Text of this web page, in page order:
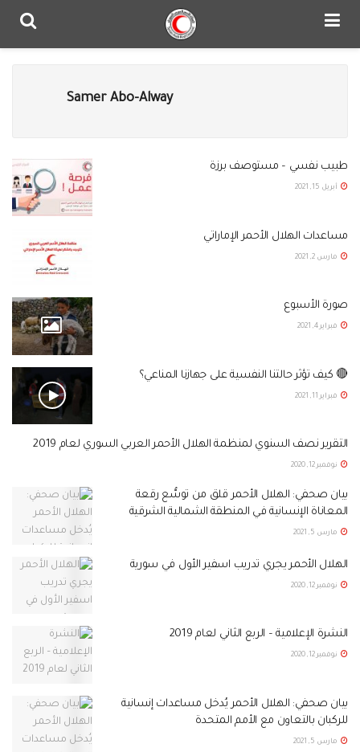
Samer Abo-Alway
طبيب نفسي – مستوصف برزة
أبريل 15, 2021
مساعدات الهلال الأحمر الإماراتي
مارس 2, 2021
صورة الأسبوع
فبراير 4, 2021
🔴 كيف تؤثر حالتنا النفسية على جهازنا المناعي؟
فبراير 11, 2021
التقرير نصف السنوي لمنظمة الهلال الأحمر العربي السوري لعام 2019
نوفمبر 12, 2020
بيان صحفي: الهلال الأحمر قلق من توسُّع رقعة
المعاناة الإنسانية في المنطقة الشمالية الشرقية
مارس 5, 2021
الهلال الأحمر يجري تدريب اسفير الأول في سورية
نوفمبر 12, 2020
النشرة الإعلامية – الربع الثاني لعام 2019
نوفمبر 12, 2020
بيان صحفي: الهلال الأحمر يُدخل مساعدات إنسانية
للركبان بالتعاون مع الأمم المتحدة
مارس 5, 2021